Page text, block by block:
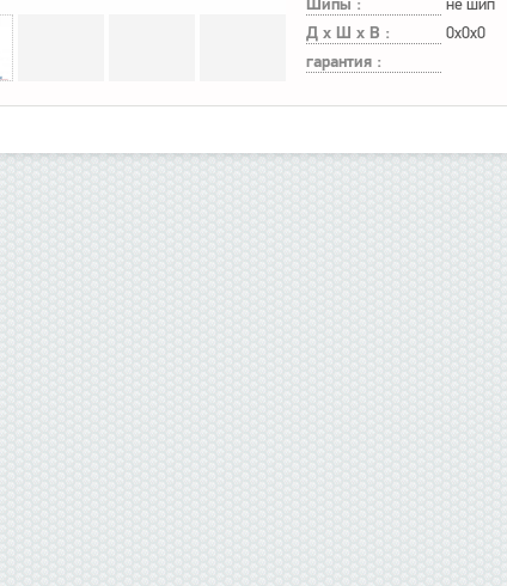
Шипы : не шип
Д х Ш х В : 0x0x0
гарантия :